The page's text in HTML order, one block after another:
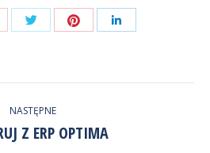
UdostępnijUdostępnijUdostępnij
NASTĘPNE
Następny
Z ERP OPTIMA